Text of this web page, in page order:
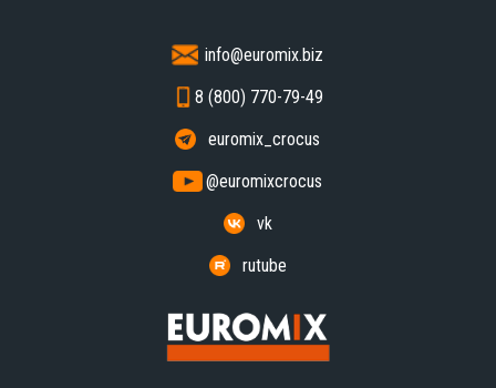
info@euromix.biz
8 (800) 770-79-49
euromix_crocus
@euromixcrocus
vk
rutube